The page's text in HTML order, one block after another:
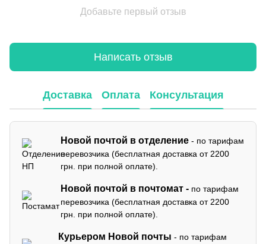
Добавьте первый отзыв
Написать отзыв
Доставка Оплата Консультация
Новой почтой в отделение - по тарифам
перевозчика (бесплатная доставка от 2200
грн. при полной оплате).
Новой почтой в почтомат - по тарифам
перевозчика (бесплатная доставка от 2200
грн. при полной оплате).
Курьером Новой почты - по тарифам